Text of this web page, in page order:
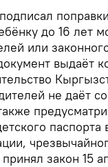
до 16 лет
или
выдаёт
не даёт
паспорта
закон 15